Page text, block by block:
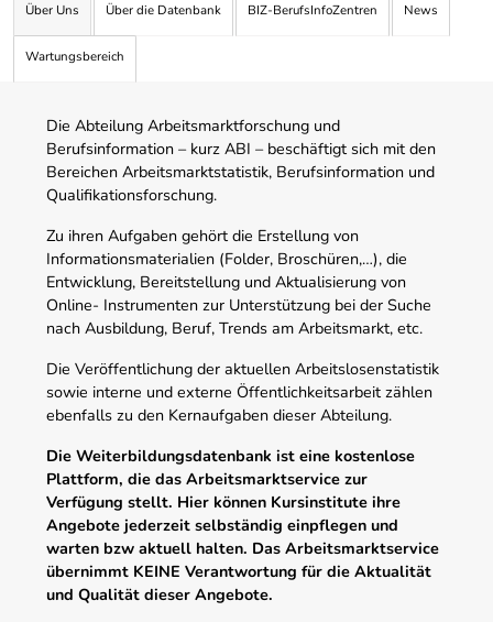
Über Uns Über die Datenbank BIZ-BerufsInfoZentren News
Wartungsbereich
Die Abteilung Arbeitsmarktforschung und
Berufsinformation – kurz ABI – beschäftigt sich mit den
Bereichen Arbeitsmarktstatistik, Berufsinformation und
Qualifikationsforschung.
Zu ihren Aufgaben gehört die Erstellung von
Informationsmaterialien (Folder, Broschüren,…), die
Entwicklung, Bereitstellung und Aktualisierung von
Online- Instrumenten zur Unterstützung bei der Suche
nach Ausbildung, Beruf, Trends am Arbeitsmarkt, etc.
Die Veröffentlichung der aktuellen Arbeitslosenstatistik
sowie interne und externe Öffentlichkeitsarbeit zählen
ebenfalls zu den Kernaufgaben dieser Abteilung.
Die Weiterbildungsdatenbank ist eine kostenlose
Plattform, die das Arbeitsmarktservice zur
Verfügung stellt. Hier können Kursinstitute ihre
Angebote jederzeit selbständig einpflegen und
warten bzw aktuell halten. Das Arbeitsmarktservice
übernimmt KEINE Verantwortung für die Aktualität
und Qualität dieser Angebote.